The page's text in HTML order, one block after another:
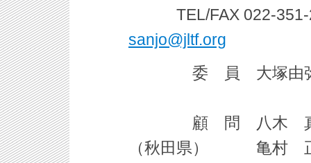
TEL/FAX 022-
sanjo@jltf.org
委 員 大塚由
顧 問 八木 真
（秋田県） 亀村 正